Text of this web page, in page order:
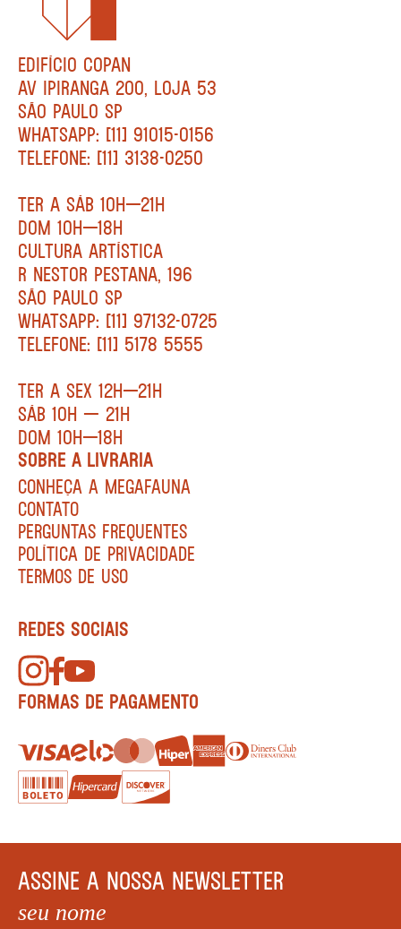
EDIFÍCIO COPAN
AV IPIRANGA 200, LOJA 53
SÃO PAULO SP
WHATSAPP: [11] 91015-0156
TELEFONE: [11] 3138-0250
TER A SÁB 10H—21H
DOM 10H—18H
CULTURA ARTÍSTICA
R NESTOR PESTANA, 196
SÃO PAULO SP
WHATSAPP: [11] 97132-0725
TELEFONE: [11] 5178 5555
TER A SEX 12H—21H
SÁB 10H — 21H
DOM 10H—18H
SOBRE A LIVRARIA
CONHEÇA A MEGAFAUNA
CONTATO
PERGUNTAS FREQUENTES
POLÍTICA DE PRIVACIDADE
TERMOS DE USO
REDES SOCIAIS
FORMAS DE PAGAMENTO
ASSINE A NOSSA NEWSLETTER